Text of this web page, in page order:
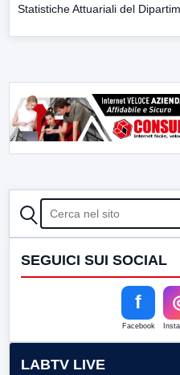
Statistiche Attuariali del
CERCA
SEGUICI SUI SOCIAL
f
Facebook
LABTV LIVE